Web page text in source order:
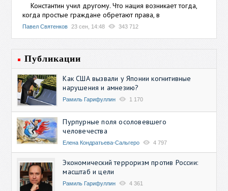
Константин учил другому. Что нация возникает тогда,
когда простые граждане обретают права, в
Павел Святенков 23 сен, 14:48 343 712
Публикации
Как США вызвали у Японии когнитивные
нарушения и амнезию?
Рамиль Гарифуллин 1 170
Пурпурные поля осоловевшего
человечества
Елена Кондратьева-Сальгеро 4 797
Экономический терроризм против России:
масштаб и цели
Рамиль Гарифуллин 4 361